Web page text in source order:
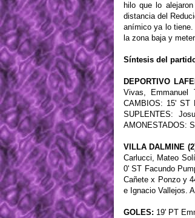
hilo que lo
distancia del
anímico ya lo tiene.
la zona baja y
Síntesis del
DEPORTIVO
Vivas, Emmanuel
CAMBIOS: 15' ST
SUPLENTES:
AMONESTADOS:
VILLA DALMINE
Carlucci, Mateo
0' ST Facundo
Cañete x Ponzo y
e Ignacio Vallejos.
GOLES: 19' PT